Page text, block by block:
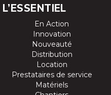
L’ESSENTIEL
En Action
Innovation
Nouveauté
Distribution
Location
Prestataires de service
Matériels